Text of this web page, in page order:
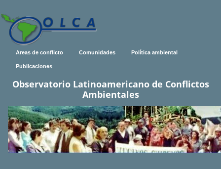
Areas de conflicto Comunidades Política ambiental
Publicaciones
Observatorio Latinoamericano de Conflictos
Ambientales